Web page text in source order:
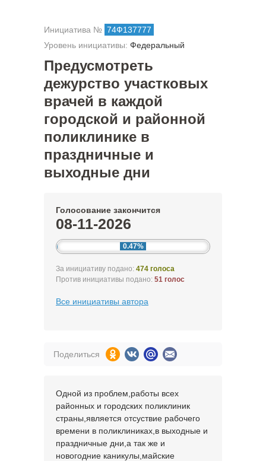
Инициатива № 74Ф137777
Уровень инициативы: Федеральный
Предусмотреть
дежурство участковых
врачей в каждой
городской и районной
поликлинике в
праздничные и
выходные дни
Голосование закончится
08-11-2026
0.47%
За инициативу подано: 474 голоса
Против инициативы подано: 51 голос
Все инициативы автора
Поделиться
Одной из проблем,работы всех
районных и городских поликлиник
страны,является отсуствие рабочего
времени в поликлиниках,в выходные и
праздничные дни,а так же и
новогодние каникулы,майские